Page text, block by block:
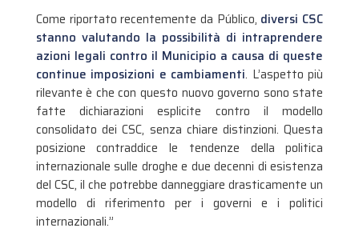
Come riportato recentemente da Público, diversi CSC
stanno valutando la possibilità di intraprendere
azioni legali contro il Municipio a causa di queste
continue imposizioni e cambiamenti. L’aspetto più
rilevante è che con questo nuovo governo sono state
fatte dichiarazioni esplicite contro il modello
consolidato dei CSC, senza chiare distinzioni. Questa
posizione contraddice le tendenze della politica
internazionale sulle droghe e due decenni di esistenza
del CSC, il che potrebbe danneggiare drasticamente un
modello di riferimento per i governi e i politici
internazionali.”